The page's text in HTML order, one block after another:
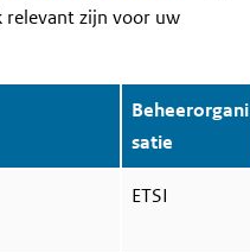
relevant zijn voor uw
Beheerorgani
satie
ETSI